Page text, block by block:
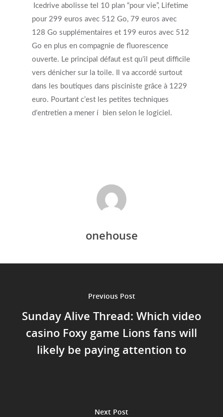
Icedrive abolisse tel 10 plan “pour vie”, Lifetime
pour 299 euros avec 512 Go, 79 euros avec
128 Go supplémentaires et 199 euros avec 512
Go en plus en compagnie de fluorescence
ouverte. Le principal défaut est qu’il peut difficile
vers dénicher sur la toile. Il va accordé surtout
dans les boutiques dans pisciniste grâce à 1229
euro. Pourtant c’est les petites techniques
d’entretien a mener í bien selon le logiciel.
onehouse
Previous Post
Sunday Alive Thread: Which video
casino Foxy game Lions fans will
likely be paying attention to
Next Post